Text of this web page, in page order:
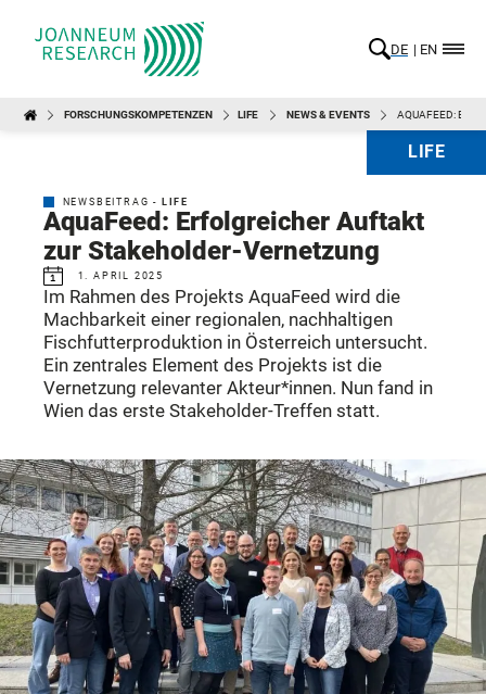
DE EN
FORSCHUNGSKOMPETENZEN LIFE NEWS & EVENTS AQUAFEED:
LIFE
NEWSBEITRAG - LIFE
AquaFeed: Erfolgreicher Auftakt
zur Stakeholder-Vernetzung
1. APRIL 2025
Im Rahmen des Projekts AquaFeed wird die
Machbarkeit einer regionalen, nachhaltigen
Fischfutterproduktion in Österreich untersucht.
Ein zentrales Element des Projekts ist die
Vernetzung relevanter Akteur*innen. Nun fand in
Wien das erste Stakeholder-Treffen statt.